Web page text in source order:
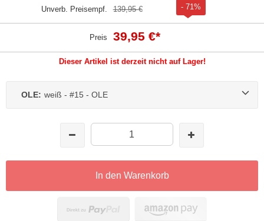
Unverb. Preisempf. 139,95 € - 71%
Preis 39,95 €*
Dieser Artikel ist derzeit nicht auf Lager!
OLE: weiß - #15 - OLE
In den Warenkorb